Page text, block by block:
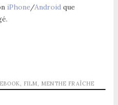
iPhone/Androidque
, FILM, MENTHE FRAÎCHE